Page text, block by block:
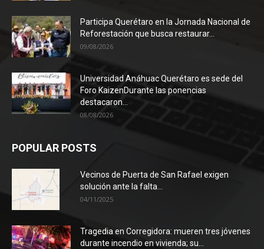
Participa Querétaro en la Jornada Nacional de
Reforestación que busca restaurar...
09/08/2026
Universidad Anáhuac Querétaro es sede del
Foro KaizenDurante las ponencias
destacaron...
08/08/2026
POPULAR POSTS
Vecinos de Puerta de San Rafael exigen
solución ante la falta...
04/11/2025
Tragedia en Corregidora: mueren tres jóvenes
durante incendio en vivienda; su...